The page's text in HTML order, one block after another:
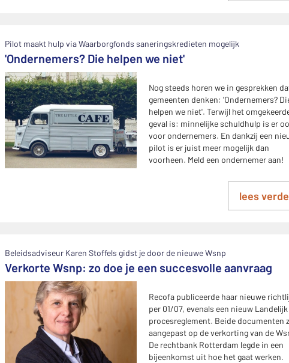
Pilot maakt hulp via Waarborgfonds saneringskredieten mogelijk
'Ondernemers? Die helpen we niet'
Nog steeds horen we in gesprekken
gemeenten denken: 'Ondernemers?
helpen we niet'. Terwijl het
geval is: minnelijke schuldhulp is er
voor ondernemers. En dankzij een
pilot is er juist meer mogelijk dan
voorheen. Meld een ondernemer aan!
lees
Beleidsadviseur Karen Stoffels gidst je door de nieuwe Wsnp
Verkorte Wsnp: zo doe je een succesvolle aanvraag
Recofa publiceerde haar nieuwe
per 01/07, evenals een nieuw Landelijk
procesreglement. Beide documenten
aangepast op de verkorting van de
De rechtbank Rotterdam legde in een
bijeenkomst uit hoe het gaat werken.